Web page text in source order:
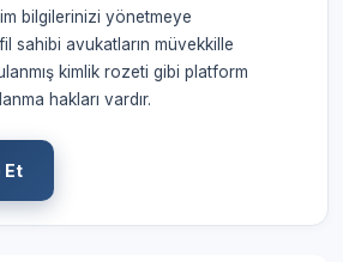
bilgilerinizi yönetmeye
sahibi avukatların müvekkille
kimlik rozeti gibi platform
hakları vardır.
Et